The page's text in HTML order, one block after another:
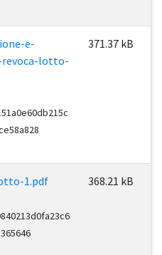
e-
lotto-
371.37 kB
1.pdf 368.21 kB